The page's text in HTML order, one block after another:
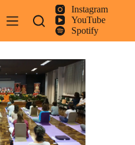
Instagram
YouTube
Spotify